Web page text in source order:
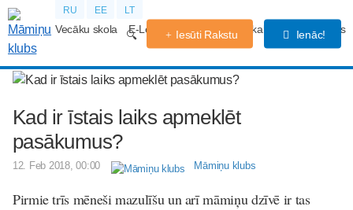
RU EE LT
Vecāku skola E-Lekcijas Grūtniecības kalendārs Forums
Iesūti Rakstu Ienāc!
Kad ir īstais laiks apmeklēt
pasākumus?
12. Feb 2018, 00:00 Māmiņu klubs
Pirmie trīs mēneši mazulīšu un arī māmiņu dzīvē ir tas